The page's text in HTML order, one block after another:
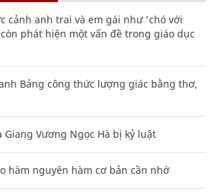
cảnh anh trai và em gái như 'chó với
phát hiện một vấn đề trong giáo dục
Bảng công thức lượng giác bằng thơ,
Giang Vương Ngọc Hà bị kỷ luật
hàm nguyên hàm cơ bản cần nhớ